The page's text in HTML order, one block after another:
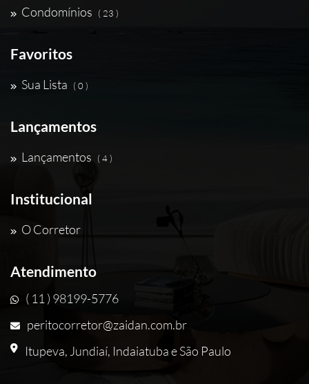
Condomínios ( 23 )
Favoritos
Sua Lista ( 0 )
Lançamentos
Lançamentos ( 4 )
Institucional
O Corretor
Atendimento
( 11 ) 98199-5776
peritocorretor@zaidan.com.br
Itupeva, Jundiaí, Indaiatuba e São Paulo